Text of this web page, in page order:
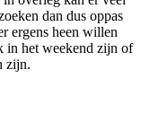
dan dus oppas
ergens heen willen
in het weekend zijn of
zijn.